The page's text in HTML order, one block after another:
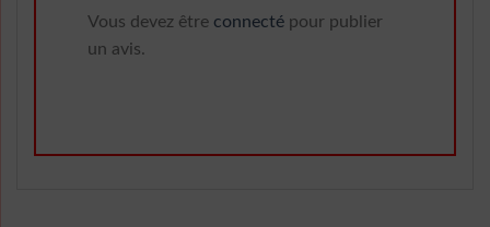
Vous devez être connecté pour publier
un avis.